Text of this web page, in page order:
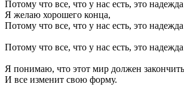
Потому что все, что у нас есть, это
Я желаю хорошего конца,
Потому что все, что у нас есть, это
Потому что все, что у нас есть, это
Я понимаю, что этот мир должен
И все изменит свою форму.